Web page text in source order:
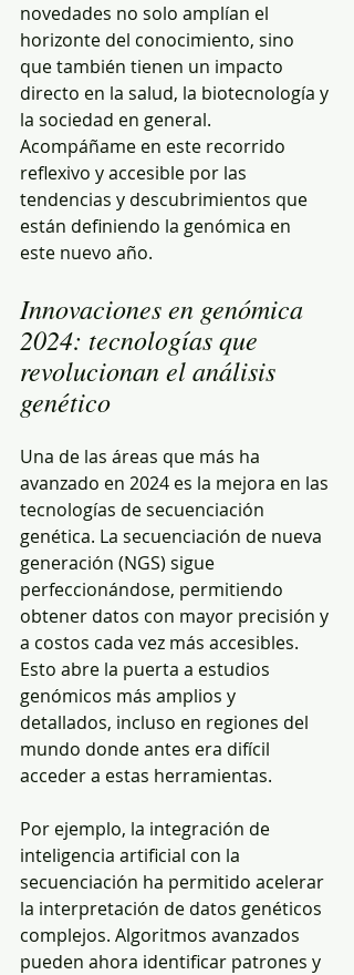
novedades no solo amplían el
horizonte del conocimiento, sino
que también tienen un impacto
directo en la salud, la biotecnología y
la sociedad en general.
Acompáñame en este recorrido
reflexivo y accesible por las
tendencias y descubrimientos que
están definiendo la genómica en
este nuevo año.
Innovaciones en genómica
2024: tecnologías que
revolucionan el análisis
genético
Una de las áreas que más ha
avanzado en 2024 es la mejora en las
tecnologías de secuenciación
genética. La secuenciación de nueva
generación (NGS) sigue
perfeccionándose, permitiendo
obtener datos con mayor precisión y
a costos cada vez más accesibles.
Esto abre la puerta a estudios
genómicos más amplios y
detallados, incluso en regiones del
mundo donde antes era difícil
acceder a estas herramientas.
Por ejemplo, la integración de
inteligencia artificial con la
secuenciación ha permitido acelerar
la interpretación de datos genéticos
complejos. Algoritmos avanzados
pueden ahora identificar patrones y